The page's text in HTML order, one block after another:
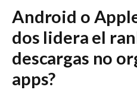
Android o
dos lidera el
descargas no
apps?